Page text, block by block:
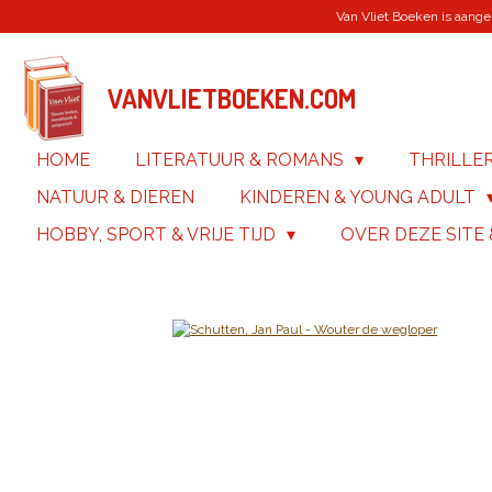
naar
hoofdinhoud
Van Vliet Boeken is
VANVLIETBOEKEN.COM
HOME LITERATUUR & ROMANS
NATUUR & DIEREN
KINDEREN & YOUNG ADULT
HOBBY, SPORT & VRIJE TIJD
OVER DEZE SITE